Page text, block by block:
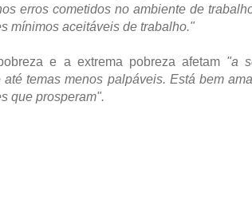
erros cometidos no ambiente de
mínimos aceitáveis de trabalho."
e a extrema pobreza afetam "a
temas menos palpáveis. Está bem
que prosperam".